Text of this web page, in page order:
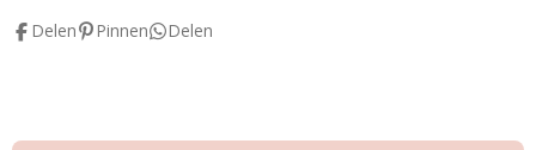
k
Delen Pinnen Delen